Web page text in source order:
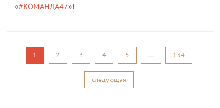
«#КОМАНДА47»!
1 2 3 4 5 ... 134
следующая